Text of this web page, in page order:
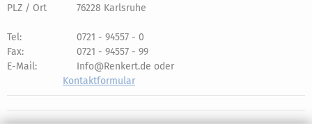
PLZ / Ort
76228 Karlsruhe
Tel:
0721 - 94557 - 0
Fax:
0721 - 94557 - 99
E-Mail:
Info@Renkert.de oder
Kontaktformular